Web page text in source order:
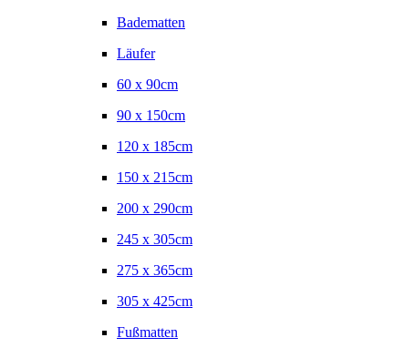
Badematten
Läufer
60 x 90cm
90 x 150cm
120 x 185cm
150 x 215cm
200 x 290cm
245 x 305cm
275 x 365cm
305 x 425cm
Fußmatten